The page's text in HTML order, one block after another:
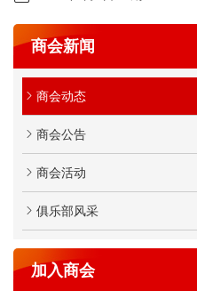
商会新闻
商会动态
商会公告
商会活动
俱乐部风采
加入商会